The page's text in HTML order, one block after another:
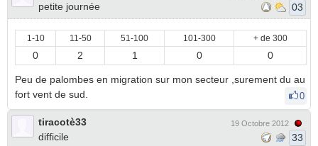
petite journée
03
1-10 11-50 51-100 101-300 + de 300
0 2 1 0 0
Peu de palombes en migration sur mon secteur ,surement du au
fort vent de sud.
0
tiracotè33
difficile
19 Octobre 2012
33